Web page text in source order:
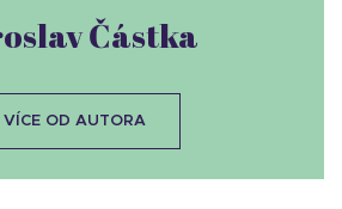
Částka
VÍCE OD AUTORA